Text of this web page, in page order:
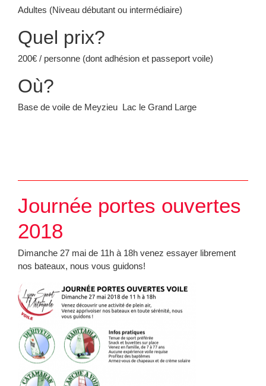
Adultes (Niveau débutant ou intermédiaire)
Quel prix?
200€ / personne (dont adhésion et passeport voile)
Où?
Base de voile de Meyzieu ­ Lac le Grand Large
Journée portes ouvertes
2018
Dimanche 27 mai de 11h à 18h venez essayer librement
nos bateaux, nous vous guidons!